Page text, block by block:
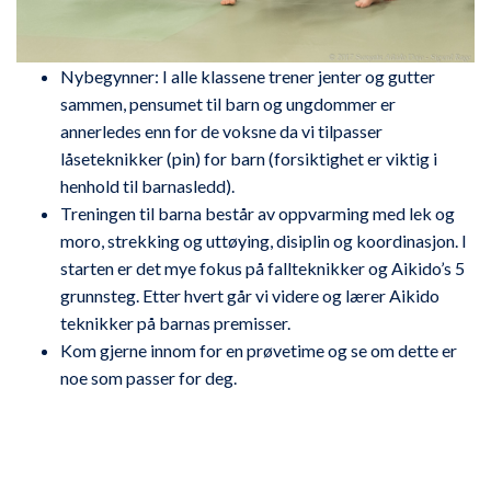
Nybegynner: I alle klassene trener jenter og gutter
sammen, pensumet til barn og ungdommer er
annerledes enn for de voksne da vi tilpasser
låseteknikker (pin) for barn (forsiktighet er viktig i
henhold til barnasledd).
Treningen til barna består av oppvarming med lek og
moro, strekking og uttøying, disiplin og koordinasjon. I
starten er det mye fokus på fallteknikker og Aikido’s 5
grunnsteg. Etter hvert går vi videre og lærer Aikido
teknikker på barnas premisser.
Kom gjerne innom for en prøvetime og se om dette er
noe som passer for deg.